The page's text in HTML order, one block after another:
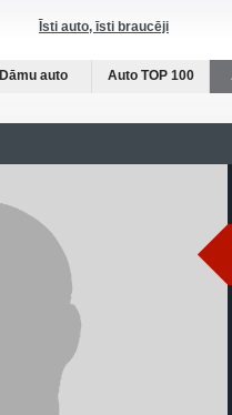
Īsti auto, īsti braucēji
Dāmu auto Auto TOP 100